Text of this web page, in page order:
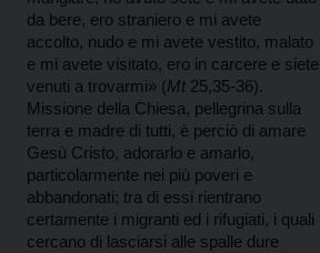
da bere, ero straniero e mi avete
accolto, nudo e mi avete vestito, malato
e mi avete visitato, ero in carcere e siete
venuti a trovarmi» (Mt 25,35-36).
Missione della Chiesa, pellegrina sulla
terra e madre di tutti, è perciò di amare
Gesù Cristo, adorarlo e amarlo,
particolarmente nei più poveri e
abbandonati; tra di essi rientrano
certamente i migranti ed i rifugiati, i quali
cercano di lasciarsi alle spalle dure